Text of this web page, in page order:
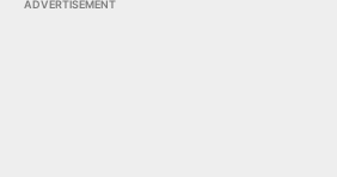
ADVERTISEMENT